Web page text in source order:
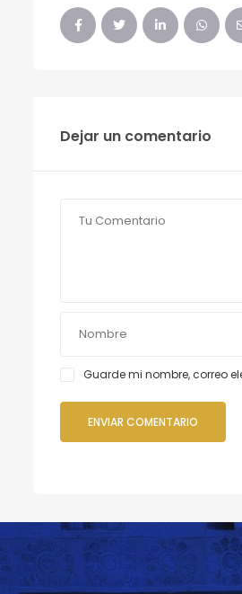
Dejar un comentario
Guarde mi nombre, correo